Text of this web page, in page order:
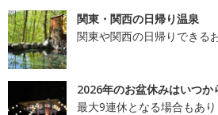
関東・関西の日帰り温泉
関東や関西の日帰りできる
2026年のお盆休みはいつか
最大9連休となる場合もあり